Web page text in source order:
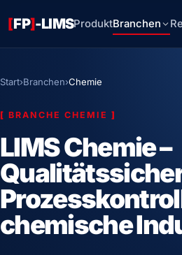
[FP]-LIMSProduktBranchen
Start›Branchen›Chemie
[ BRANCHE CHEMIE ]
LIMS Chemie –
chemische